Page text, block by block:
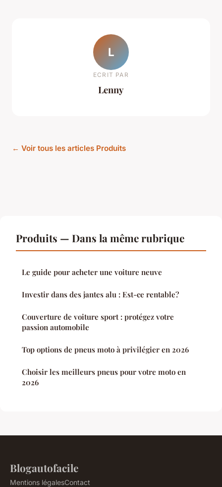
L
ECRIT PAR
Lenny
← Voir tous les articles Produits
Produits — Dans la même rubrique
Le guide pour acheter une voiture neuve
Investir dans des jantes alu : Est-ce rentable?
Couverture de voiture sport : protégez votre
passion automobile
Top options de pneus moto à privilégier en 2026
Choisir les meilleurs pneus pour votre moto en
2026
Blogautofacile
Mentions légalesContact